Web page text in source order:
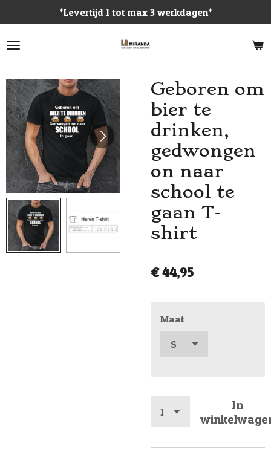
direct
naar
*Levertijd 1 tot max 3 werkdagen*
Geboren om
bier te
drinken,
gedwongen
on naar
school te
gaan T-
shirt
€ 44,95
Maat
In